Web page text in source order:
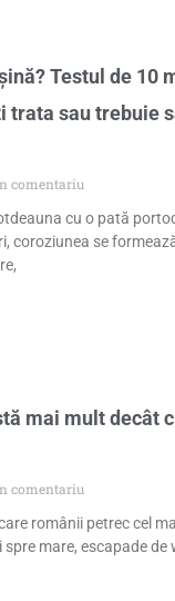
Testul de 10
trata sau trebuie
comentariu
cu o pată
coroziunea se
mai mult decât
comentariu
românii petrec cel
mare, escapade de